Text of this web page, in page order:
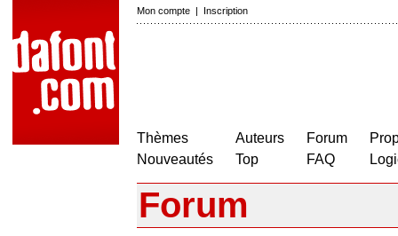
Mon compte | Inscription
Thèmes
Nouveautés
Auteurs
Top
Forum
FAQ
Forum